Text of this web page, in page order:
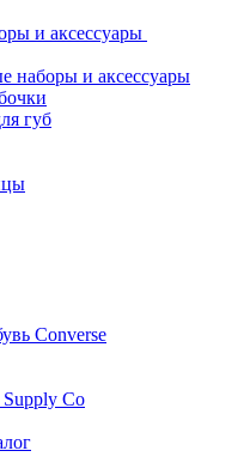
и аксессуары
наборы и аксессуары
губ
Converse
Supply Co